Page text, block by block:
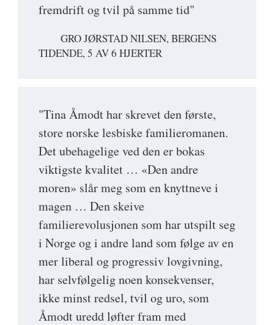
fremdrift og tvil på samme tid"
GRO JØRSTAD NILSEN, BERGENS
TIDENDE, 5 AV 6 HJERTER
"Tina Åmodt har skrevet den første,
store norske lesbiske familieromanen.
Det ubehagelige ved den er bokas
viktigste kvalitet … «Den andre
moren» slår meg som en knyttneve i
magen … Den skeive
familierevolusjonen som har utspilt seg
i Norge og i andre land som følge av en
mer liberal og progressiv lovgivning,
har selvfølgelig noen konsekvenser,
ikke minst redsel, tvil og uro, som
Åmodt uredd løfter fram med